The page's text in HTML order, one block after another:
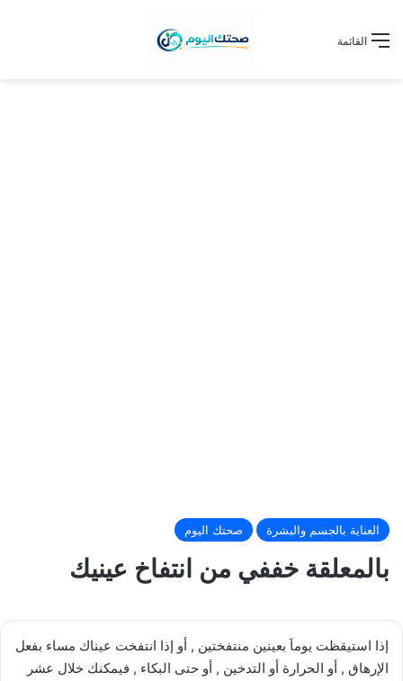
القائمة
العناية بالجسم والبشرة صحتك اليوم
بالمعلقة خففي من انتفاخ عينيك
إذا استيقظت يوماَ بعينين منتفختين , أو إذا انتفخت عيناك مساء بفعل
الإرهاق , أو الحرارة أو التدخين , أو حتى البكاء , فيمكنك خلال عشر